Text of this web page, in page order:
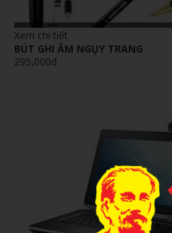
Xem chi tiết
BÚT GHI ÂM NGỤY TRANG
295,000đ